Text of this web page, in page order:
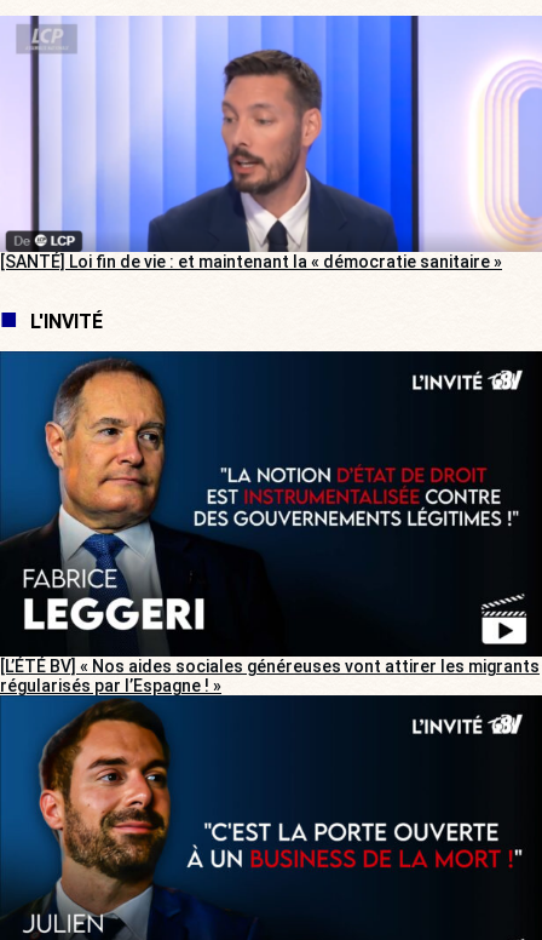
[SANTÉ] Loi fin de vie : et maintenant la « démocratie sanitaire »
L'INVITÉ
[L’ÉTÉ BV] « Nos aides sociales généreuses vont attirer les migrants
régularisés par l’Espagne ! »